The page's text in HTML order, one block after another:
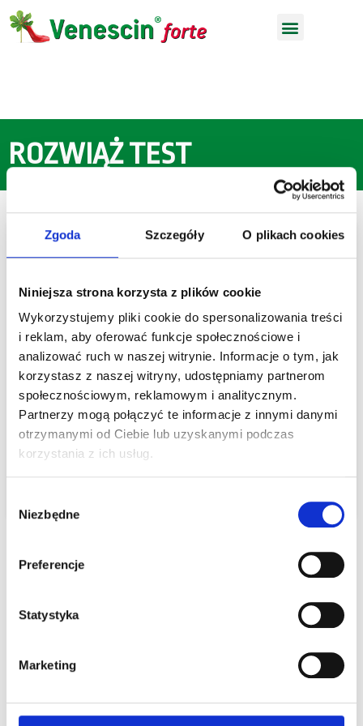
Zgoda Szczegóły O plikach cookies
Niniejsza strona korzysta z plików cookie
Wykorzystujemy pliki cookie do spersonalizowania treści
i reklam, aby oferować funkcje społecznościowe i
analizować ruch w naszej witrynie. Informacje o tym, jak
korzystasz z naszej witryny, udostępniamy partnerom
społecznościowym, reklamowym i analitycznym.
Partnerzy mogą połączyć te informacje z innymi danymi
otrzymanymi od Ciebie lub uzyskanymi podczas
korzystania z ich usług.
zgody
Niezbędne
Preferencje
Statystyka
Marketing
ROZWIĄŻ TEST
PYTANIE 1 z 8
Czy palisz papierosy? *
TAK NIE